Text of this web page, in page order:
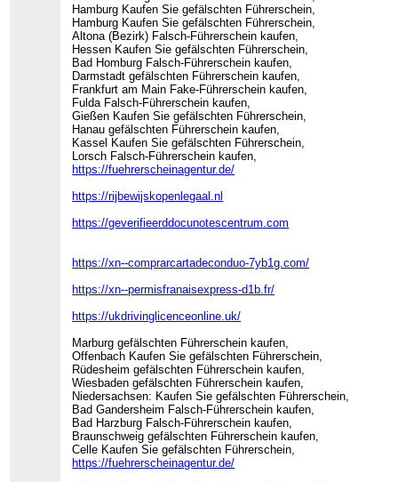
Hamburg Kaufen Sie gefälschten Führerschein,
Hamburg Kaufen Sie gefälschten Führerschein,
Altona (Bezirk) Falsch-Führerschein kaufen,
Hessen Kaufen Sie gefälschten Führerschein,
Bad Homburg Falsch-Führerschein kaufen,
Darmstadt gefälschten Führerschein kaufen,
Frankfurt am Main Fake-Führerschein kaufen,
Fulda Falsch-Führerschein kaufen,
Gießen Kaufen Sie gefälschten Führerschein,
Hanau gefälschten Führerschein kaufen,
Kassel Kaufen Sie gefälschten Führerschein,
Lorsch Falsch-Führerschein kaufen,
https://fuehrerscheinagentur.de/
https://rijbewijskopenlegaal.nl
https://geverifieerddocunotescentrum.com
https://xn--comprarcartadeconduo-7yb1g.com/
https://xn--permisfranaisexpress-d1b.fr/
https://ukdrivinglicenceonline.uk/
Marburg gefälschten Führerschein kaufen,
Offenbach Kaufen Sie gefälschten Führerschein,
Rüdesheim gefälschten Führerschein kaufen,
Wiesbaden gefälschten Führerschein kaufen,
Niedersachsen: Kaufen Sie gefälschten Führerschein,
Bad Gandersheim Falsch-Führerschein kaufen,
Bad Harzburg Falsch-Führerschein kaufen,
Braunschweig gefälschten Führerschein kaufen,
Celle Kaufen Sie gefälschten Führerschein,
https://fuehrerscheinagentur.de/